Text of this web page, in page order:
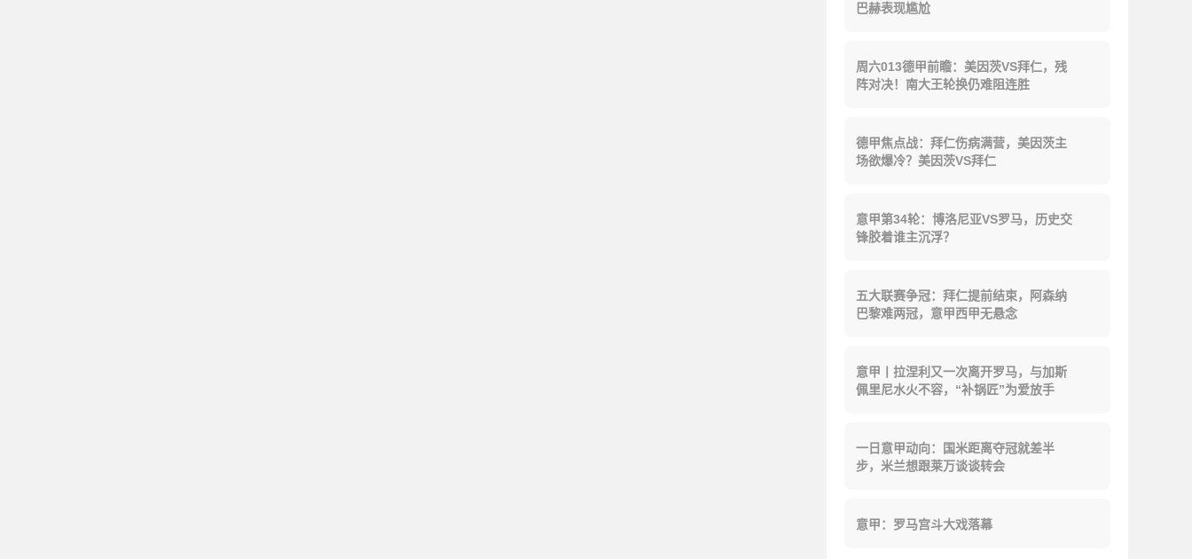
巴赫表现尴尬
周六013德甲前瞻：美因茨VS拜仁，残
阵对决！南大王轮换仍难阻连胜
德甲焦点战：拜仁伤病满营，美因茨主
场欲爆冷？美因茨VS拜仁
意甲第34轮：博洛尼亚VS罗马，历史交
锋胶着谁主沉浮？
五大联赛争冠：拜仁提前结束，阿森纳
巴黎难两冠，意甲西甲无悬念
意甲丨拉涅利又一次离开罗马，与加斯
佩里尼水火不容，“补锅匠”为爱放手
一日意甲动向：国米距离夺冠就差半
步，米兰想跟莱万谈谈转会
意甲：罗马宫斗大戏落幕